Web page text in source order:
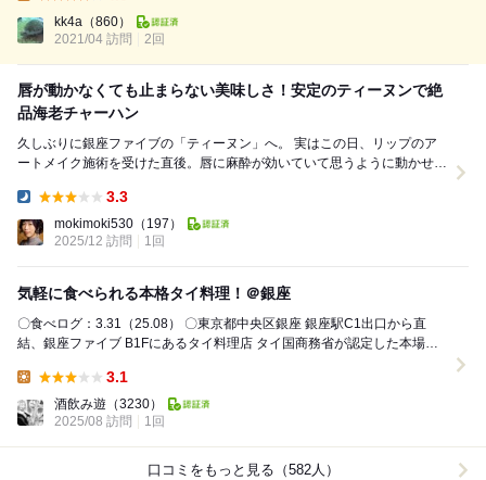
いです。 やや固めの茹で加減の細麺も、ちょっとチープな感じなのです
が、それがまたこのスープに合っていて、絶妙なおいしさです。 ...
kk4a （860）
2021/04 訪問
2回
唇が動かなくても止まらない美味しさ！安定のティーヌンで絶
品海老チャーハン
久しぶりに銀座ファイブの「ティーヌン」へ。 実はこの日、リップのア
ートメイク施術を受けた直後。唇に麻酔が効いていて思うように動かせな
3.3
mokimoki530 （197）
2025/12 訪問
1回
気軽に食べられる本格タイ料理！＠銀座
〇食べログ：3.31（25.08） 〇東京都中央区銀座 銀座駅C1出口から直
結、銀座ファイブ B1Fにあるタイ料理店 タイ国商務省が認定した本場の
3.1
酒飲み遊 （3230）
2025/08 訪問
1回
口コミをもっと見る（582人）